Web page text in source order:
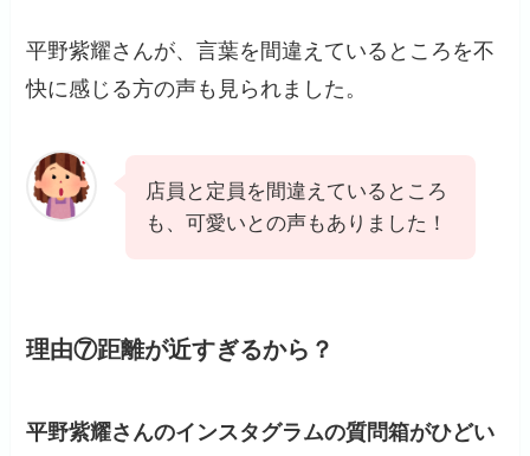
平野紫耀さんが、言葉を間違えているところを不
快に感じる方の声も見られました。
店員と定員を間違えているところ
も、可愛いとの声もありました！
理由⑦距離が近すぎるから？
平野紫耀さんのインスタグラムの質問箱がひどい